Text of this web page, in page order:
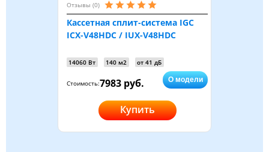
Отзывы (0)
Кассетная сплит-система IGC
ICX-V48HDC / IUX-V48HDC
14060 Вт 140 м2 от 41 дБ
Стоимость:7983 руб. О модели
Купить